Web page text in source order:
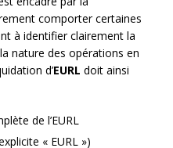
comporter certaines
à identifier clairement la
nature des opérations en
d’EURL doit ainsi
de l’EURL
« EURL »)